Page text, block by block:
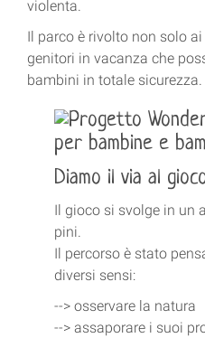
violenta.
Il parco è rivolto non solo
genitori in vacanza che
bambini in totale sicurezza.
Diamo il via al
Il gioco si svolge in un
pini.
Il percorso è stato
diversi sensi:
--> osservare la natura
--> assaporare i suoi